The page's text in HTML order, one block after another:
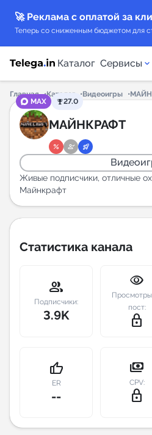
🚀 Реклама с оплатой за
Теперь со сниженным бюджетом для
Каталог Сервисы
Каталог каналов
Каталог ботов
Горящие предложения
Индекс читаемости
Аналитика MAX каналов
Индивидуальное
Аналитика Telegram
Главная Каталог Видеоигры
MAX
27.0
МАЙНКРАФТ
Живые подписчики, отличные
Майнкрафт
Статистика канала
group
Подписчики:
3.9K
visibility
пост:
lock_outline
thumb_up
ER
--
payments
CPV:
lock_outline